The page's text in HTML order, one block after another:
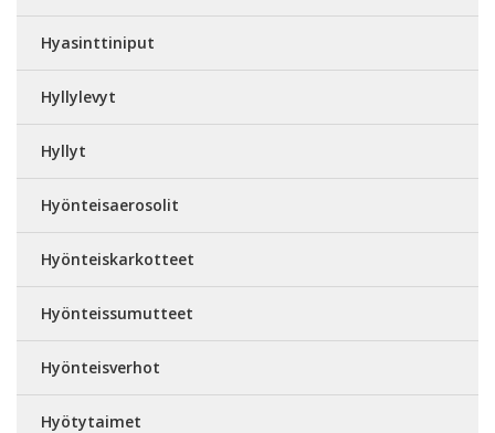
Hyasinttiniput
Hyllylevyt
Hyllyt
Hyönteisaerosolit
Hyönteiskarkotteet
Hyönteissumutteet
Hyönteisverhot
Hyötytaimet